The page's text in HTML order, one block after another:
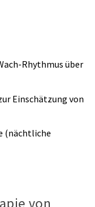
Rhythmus über
Einschätzung von
(nächtliche
von